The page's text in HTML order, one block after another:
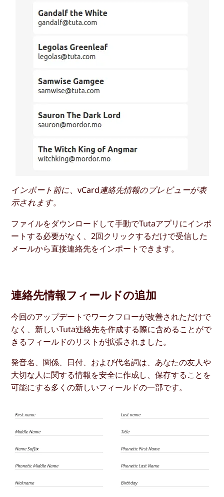
インポート前に、vCard連絡先情報のプレビューが表
示されます。
ファイルをダウンロードして手動でTutaアプリにインポ
ートする必要がなく、2回クリックするだけで受信した
メールから直接連絡先をインポートできます。
連絡先情報フィールドの追加
今回のアップデートでワークフローが改善されただけで
なく、新しいTuta連絡先を作成する際に含めることがで
きるフィールドのリストが拡張されました。
発音名、関係、日付、および代名詞は、あなたの友人や
大切な人に関する情報を安全に作成し、保存することを
可能にする多くの新しいフィールドの一部です。